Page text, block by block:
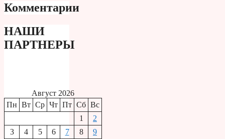
Комментарии
НАШИ
ПАРТНЕРЫ
Август 2026
Пн Вт Ср Чт Пт Сб Вс
1
2
3
4 5 6 7 8
9